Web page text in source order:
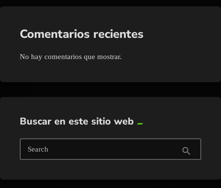
Comentarios recientes
No hay comentarios que mostrar.
Buscar en este sitio web
Search search